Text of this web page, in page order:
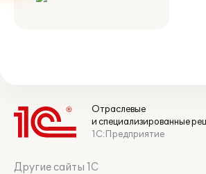
Отраслевые
и специализированные
1С:Предприятие
Другие сайты 1С